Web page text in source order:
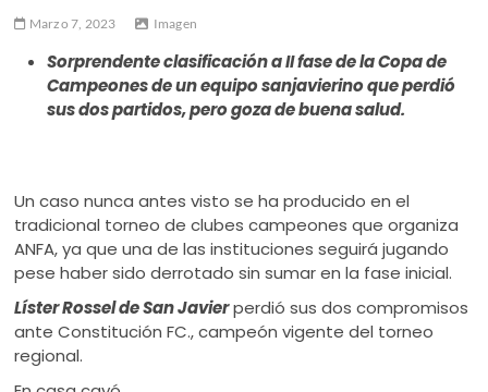
ú
Marzo 7, 2023 Imagen
Sorprendente clasificación a II fase de la Copa de
Campeones de un equipo sanjavierino que perdió
sus dos partidos, pero goza de buena salud.
Un caso nunca antes visto se ha producido en el
tradicional torneo de clubes campeones que organiza
ANFA, ya que una de las instituciones seguirá jugando
pese haber sido derrotado sin sumar en la fase inicial.
Líster Rossel de San Javierperdió sus dos compromisos
ante Constitución FC., campeón vigente del torneo
regional.